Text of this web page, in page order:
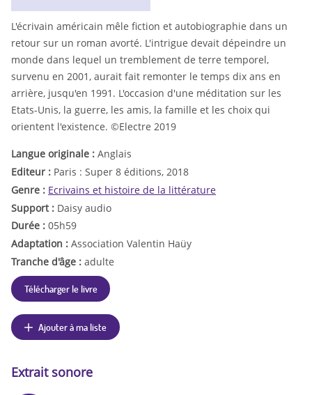
L'écrivain américain mêle fiction et autobiographie dans un
retour sur un roman avorté. L'intrigue devait dépeindre un
monde dans lequel un tremblement de terre temporel,
survenu en 2001, aurait fait remonter le temps dix ans en
arrière, jusqu'en 1991. L'occasion d'une méditation sur les
Etats-Unis, la guerre, les amis, la famille et les choix qui
orientent l'existence. ©Electre 2019
Langue originale : Anglais
Editeur : Paris : Super 8 éditions, 2018
Genre : Ecrivains et histoire de la littérature
Support : Daisy audio
Durée : 05h59
Adaptation : Association Valentin Haüy
Tranche d'âge : adulte
Télécharger le livre
Ajouter à ma liste
Extrait sonore